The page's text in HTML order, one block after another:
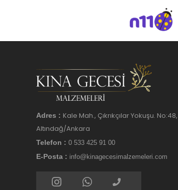
Adres : Kale Mah., Çıkrıkçılar Yokuşu.
Altındağ/Ankara
Telefon : 0 533 425 91 00
E-Posta : info@kinagecesimalzemeleri.com